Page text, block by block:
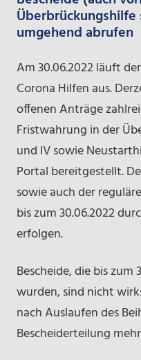
umgehend abrufen
Am 30.06.2022 läuft
Corona Hilfen aus.
offenen Anträge
Fristwahrung in der
und IV sowie
Portal bereitgestellt.
sowie auch der
bis zum 30.06.2022
erfolgen.
Bescheide, die bis
wurden, sind nicht
nach Auslaufen des
Bescheiderteilung